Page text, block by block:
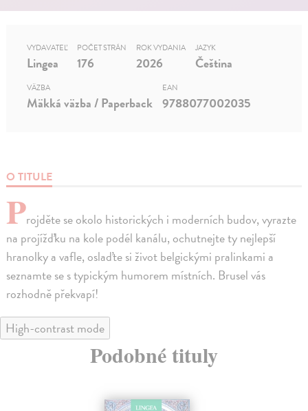
O TITULE
Projděte se okolo historických i moderních budov, vyrazte
na projížďku na kole podél kanálu, ochutnejte ty nejlepší
hranolky a vafle, oslaďte si život belgickými pralinkami a
seznamte se s typickým humorem místních. Brusel vás
rozhodně překvapí!
VYDAVATEĽ
Lingea
POČET STRÁN
176
ROK VYDANIA
2026
JAZYK
Čeština
VÄZBA
Mäkká väzba / Paperback
EAN
9788077002035
High-contrast mode
Podobné tituly